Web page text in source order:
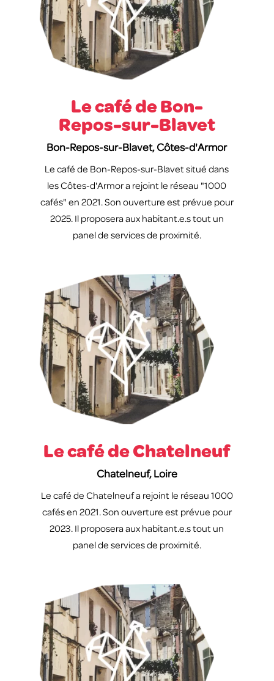
Le café de Bon-
Repos-sur-Blavet
Le café de Bon-Repos-sur-Blavet situé dans
les Côtes-d'Armor a rejoint le réseau "1000
cafés" en 2021. Son ouverture est prévue pour
2025. Il proposera aux habitant.e.s tout un
panel de services de proximité.
Bon-Repos-sur-Blavet, Côtes-d'Armor
Le café de Chatelneuf
Le café de Chatelneuf a rejoint le réseau 1000
cafés en 2021. Son ouverture est prévue pour
2023. Il proposera aux habitant.e.s tout un
panel de services de proximité.
Chatelneuf, Loire